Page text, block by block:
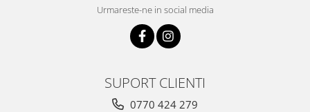
Urmareste-ne in social media
SUPORT CLIENTI
0770 424 279